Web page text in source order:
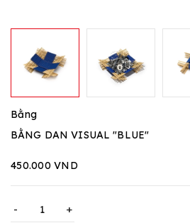
Bằng
BẰNG DAN VISUAL "BLUE"
450.000 VND
- +